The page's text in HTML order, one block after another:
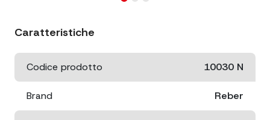
Caratteristiche
Codice prodotto 10030 N
Brand Reber